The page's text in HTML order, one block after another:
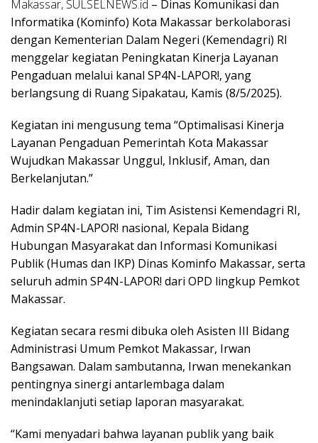
Makassar, SULSELNEWS.id – Dinas Komunikasi dan
Informatika (Kominfo) Kota Makassar berkolaborasi
dengan Kementerian Dalam Negeri (Kemendagri) RI
menggelar kegiatan Peningkatan Kinerja Layanan
Pengaduan melalui kanal SP4N-LAPOR!, yang
berlangsung di Ruang Sipakatau, Kamis (8/5/2025).
Kegiatan ini mengusung tema “Optimalisasi Kinerja
Layanan Pengaduan Pemerintah Kota Makassar
Wujudkan Makassar Unggul, Inklusif, Aman, dan
Berkelanjutan.”
Hadir dalam kegiatan ini, Tim Asistensi Kemendagri RI,
Admin SP4N-LAPOR! nasional, Kepala Bidang
Hubungan Masyarakat dan Informasi Komunikasi
Publik (Humas dan IKP) Dinas Kominfo Makassar, serta
seluruh admin SP4N-LAPOR! dari OPD lingkup Pemkot
Makassar.
Kegiatan secara resmi dibuka oleh Asisten III Bidang
Administrasi Umum Pemkot Makassar, Irwan
Bangsawan. Dalam sambutanna, Irwan menekankan
pentingnya sinergi antarlembaga dalam
menindaklanjuti setiap laporan masyarakat.
“Kami menyadari bahwa layanan publik yang baik